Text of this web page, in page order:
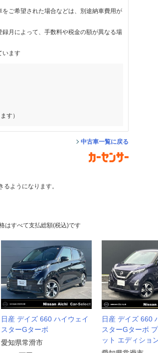
ご希望された場合などは、別途納車費用が
月によって、手数料や税金の額が異なる場
います
す）
中古車一覧に戻る
ようになります。
はすべて支払総額(税込)です
日産 デイズ 660 ハイウェイ
スターGターボ
愛知県常滑市
日産 デイズ 660
スターGターボ
ット エディショ